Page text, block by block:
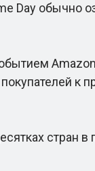
Day обычно
к
стран